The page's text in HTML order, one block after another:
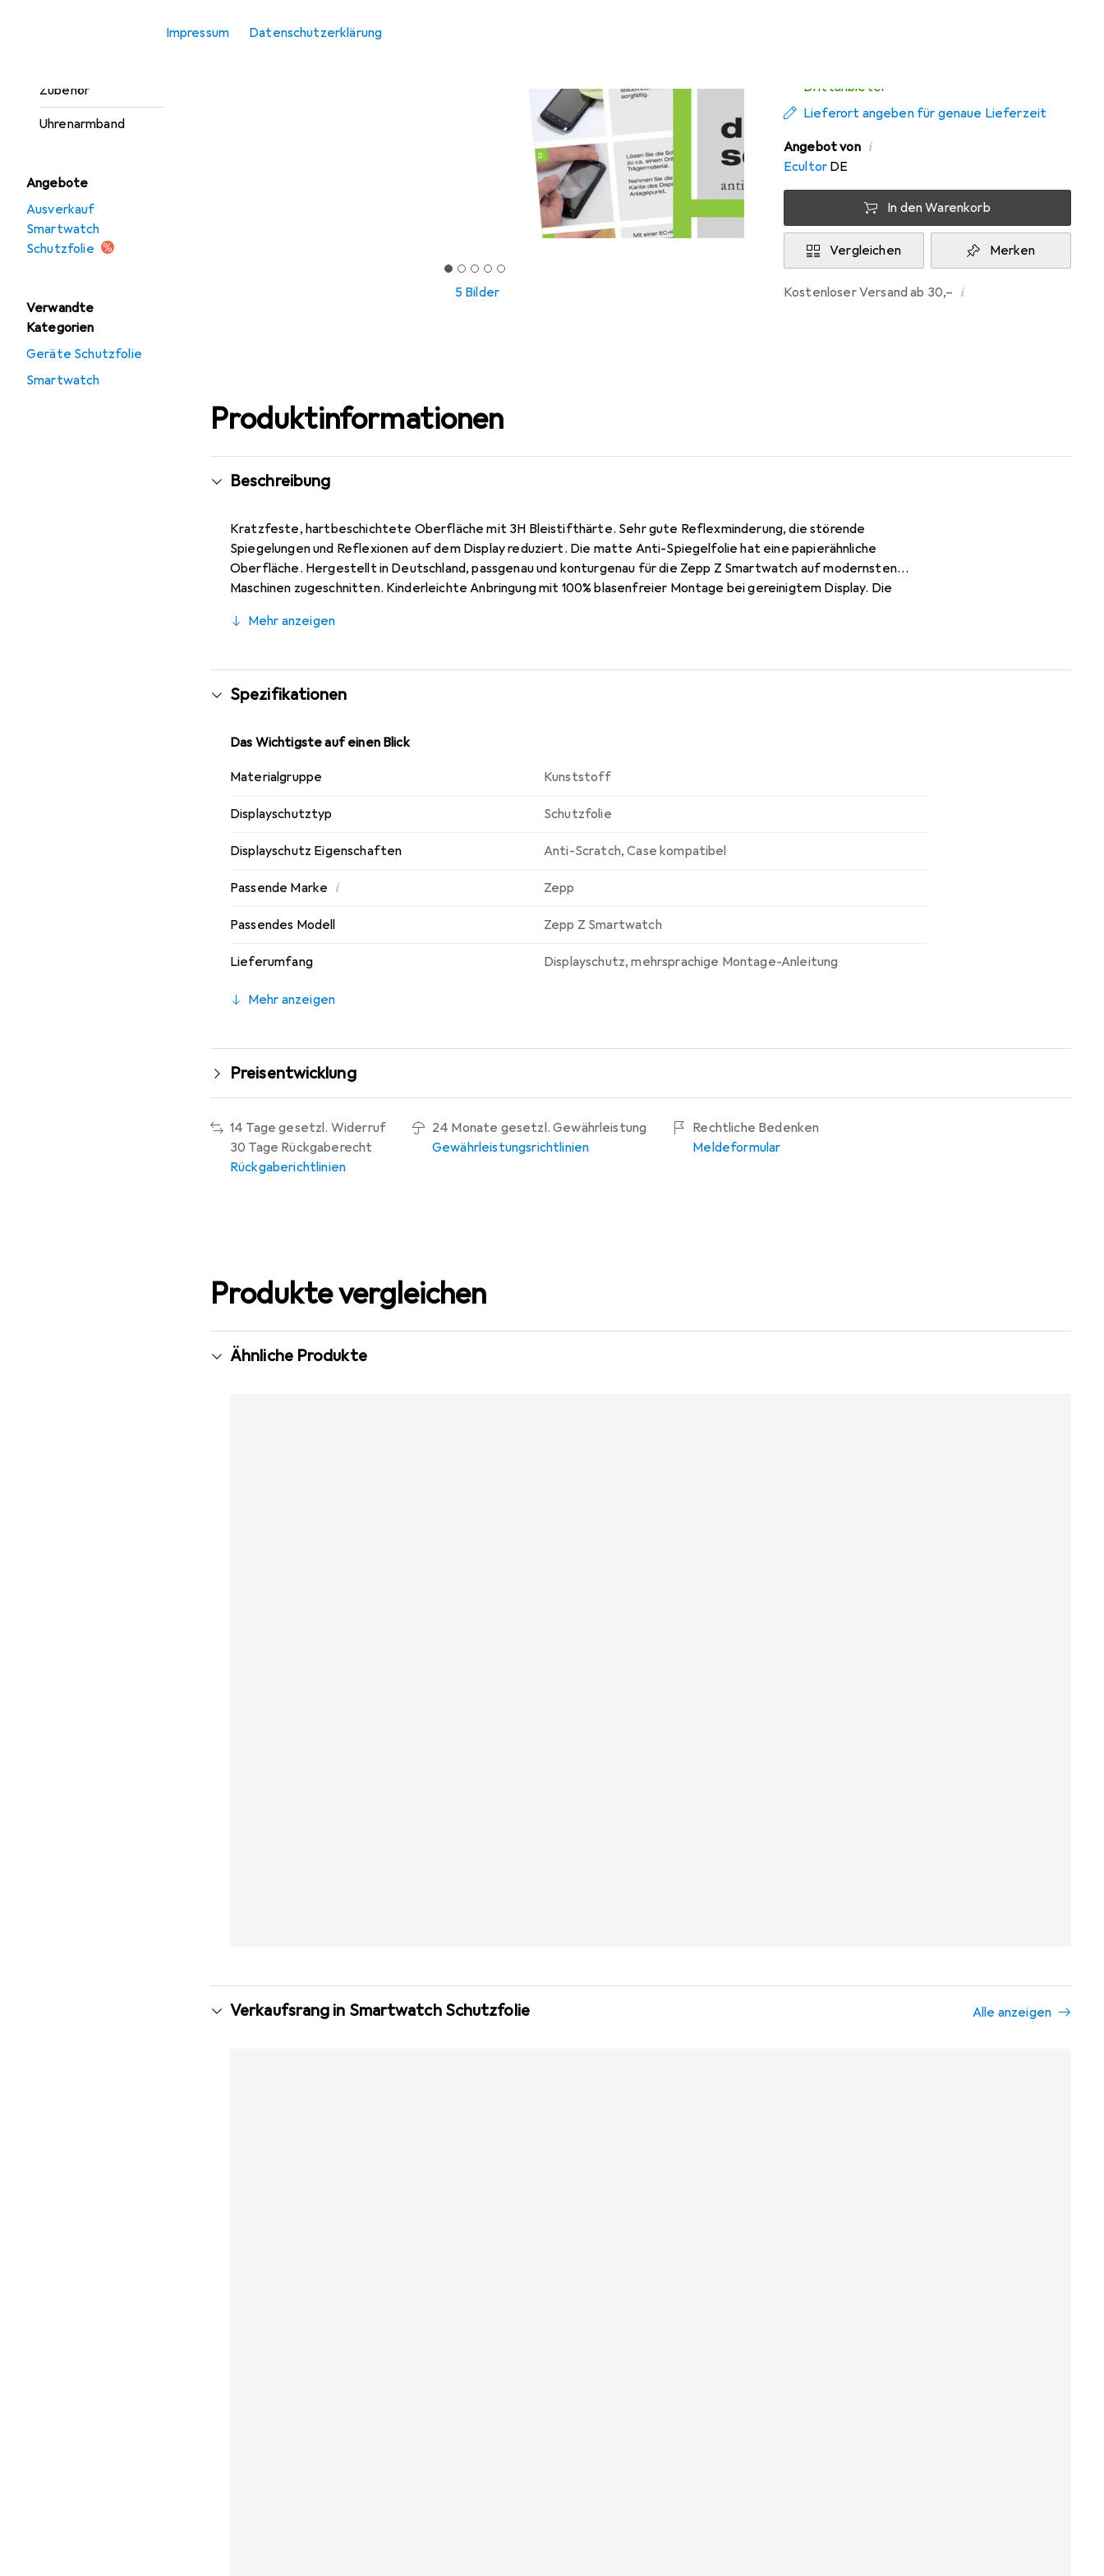
Impressum Datenschutzerklärung
Zubehör
Uhrenarmband
Angebote
Ausverkauf
Smartwatch
Schutzfolie
Verwandte
Kategorien
Geräte Schutzfolie
Smartwatch
5 Bilder
Drittanbieter
Lieferort angeben für genaue Lieferzeit
Angebot von i
Ecultor DE
In den Warenkorb
Vergleichen Merken
Kostenloser Versand ab 30,– i
Produktinformationen
Beschreibung
Kratzfeste, hartbeschichtete Oberfläche mit 3H Bleistifthärte. Sehr gute Reflexminderung, die störende
Spiegelungen und Reflexionen auf dem Display reduziert. Die matte Anti-Spiegelfolie hat eine papierähnliche
Oberfläche. Hergestellt in Deutschland, passgenau und konturgenau für die Zepp Z Smartwatch auf modernsten
Maschinen zugeschnitten. Kinderleichte Anbringung mit 100% blasenfreier Montage bei gereinigtem Display. Die
Beeinträchtigung der Bedienbarkeit! Die Dipos Displayschutzfolie bietet ein angenehmes Bediengefühl und ist für die
Mehr anzeigen
Spezifikationen
Das Wichtigste auf einen Blick
Materialgruppe Kunststoff
Displayschutztyp Schutzfolie
Displayschutz Eigenschaften Anti-Scratch,Case kompatibel
Passende Marke i Zepp
Passendes Modell Zepp Z Smartwatch
Lieferumfang Displayschutz,mehrsprachige Montage-Anleitung
Mehr anzeigen
Preisentwicklung
14 Tage gesetzl. Widerruf
30 Tage Rückgaberecht
Rückgaberichtlinien
24 Monate gesetzl. Gewährleistung
Gewährleistungsrichtlinien
Rechtliche Bedenken
Meldeformular
Produkte vergleichen
Ähnliche Produkte
Verkaufsrang in Smartwatch Schutzfolie Alle anzeigen